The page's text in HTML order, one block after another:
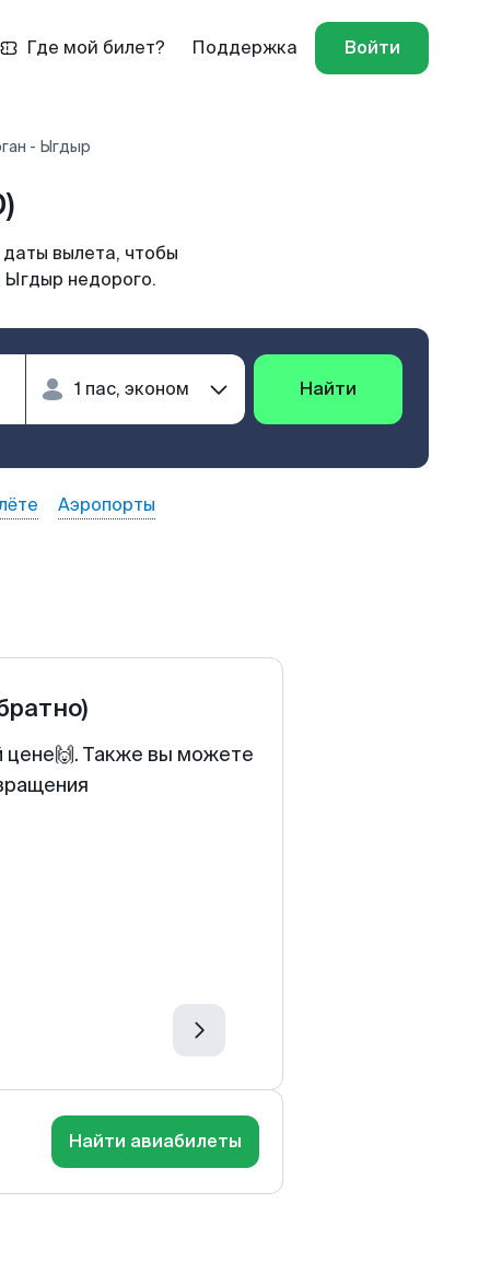
Где мой билет? Поддержка Войти
- Ыгдыр
вылета, чтобы
Ыгдыр недорого.
Найти
Аэропорты
цене🙌. Также вы можете
Найти авиабилеты